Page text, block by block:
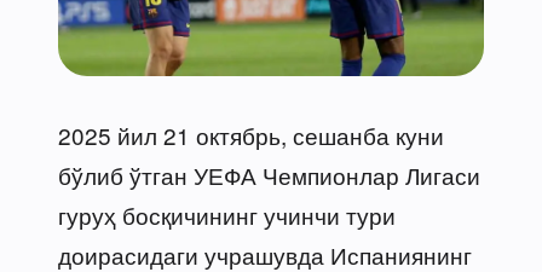
2025 йил 21 октябрь, сешанба куни
бўлиб ўтган УЕФА Чемпионлар Лигаси
гуруҳ босқичининг учинчи тури
доирасидаги учрашувда Испаниянинг